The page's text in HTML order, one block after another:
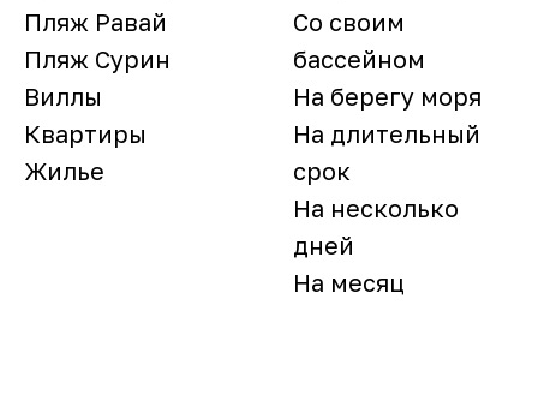
Пляж Равай
Пляж Сурин
Виллы
Квартиры
Жилье
Со своим
бассейном
На берегу моря
На длительный
срок
На несколько
дней
На месяц